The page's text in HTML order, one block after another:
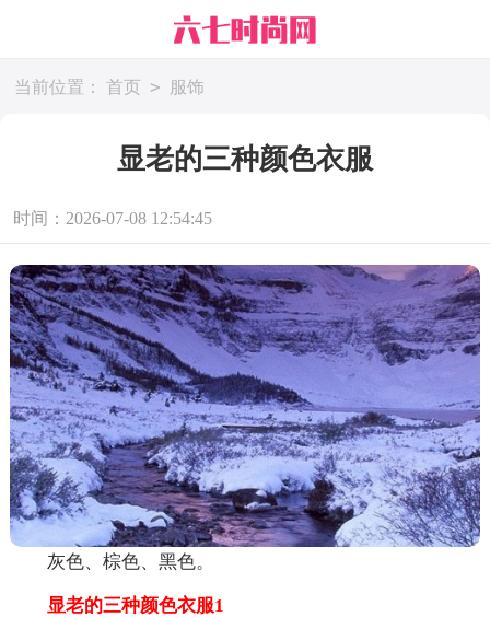
当前位置： 首页 > 服饰
显老的三种颜色衣服
时间：2026-07-08 12:54:45
灰色、棕色、黑色。
显老的三种颜色衣服1